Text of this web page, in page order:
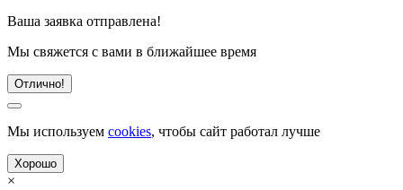
Ваша заявка отправлена!
Мы свяжется с вами в ближайшее время
Отлично!
Мы используем cookies, чтобы сайт работал лучше
Хорошо
×